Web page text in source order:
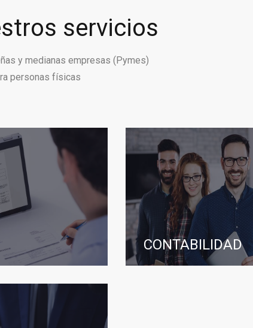
servicios
y medianas empresas (Pymes)
personas físicas
CONTABILIDAD